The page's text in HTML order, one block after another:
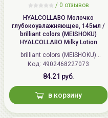
/ 0 отзывов
HYALCOLLABO Молочко
глубокоувлажняющее, 145мл /
brilliant colors (MEISHOKU)
HYALCOLLABO Milky Lotion
brilliant colors (MEISHOKU)
(Япония)
Код: 4902468227073
84.21 руб.
в корзину